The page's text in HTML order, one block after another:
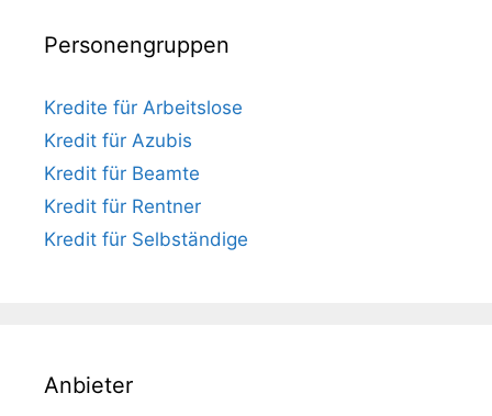
Personengruppen
Kredite für Arbeitslose
Kredit für Azubis
Kredit für Beamte
Kredit für Rentner
Kredit für Selbständige
Anbieter